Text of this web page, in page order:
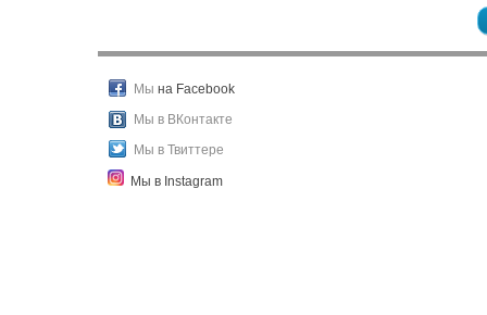
Мы на Facebook
Мы в ВКонтакте
Мы в Твиттере
Мы в Instagram